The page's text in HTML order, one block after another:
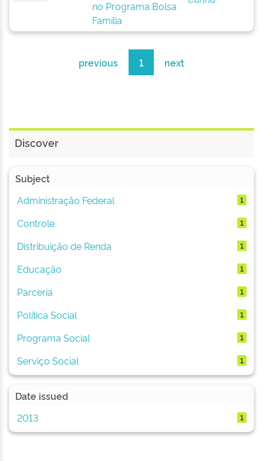
no Programa Bolsa
Família
previous 1 next
Discover
Subject
Administração Federal
1
Controle 1
Distribuição de Renda 1
Educação 1
Parceria 1
Política Social 1
Programa Social 1
Serviço Social 1
Date issued
2013
1